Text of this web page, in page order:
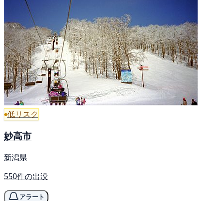
低リスク
妙高市
新潟県
550件の出没
アラート